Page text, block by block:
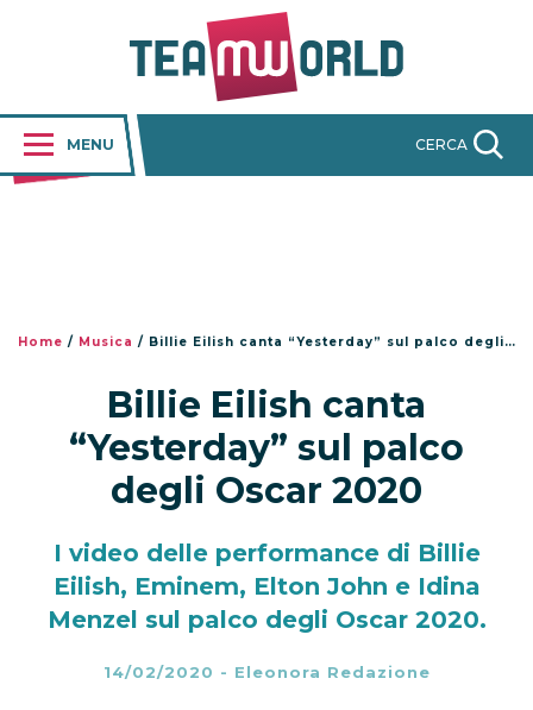
MENU CERCA
Home / Musica / Billie Eilish canta “Yesterday” sul palco degli Oscar 2020
Billie Eilish canta
“Yesterday” sul palco
degli Oscar 2020
I video delle performance di Billie
Eilish, Eminem, Elton John e Idina
Menzel sul palco degli Oscar 2020.
14/02/2020 - Eleonora Redazione